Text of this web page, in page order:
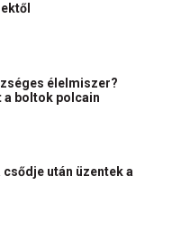
élelmiszer?
a boltok polcain
után üzentek a